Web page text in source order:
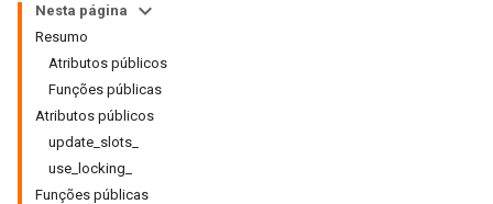
Nesta página
Resumo
Atributos públicos
Funções públicas
Atributos públicos
update_slots_
use_locking_
Funções públicas